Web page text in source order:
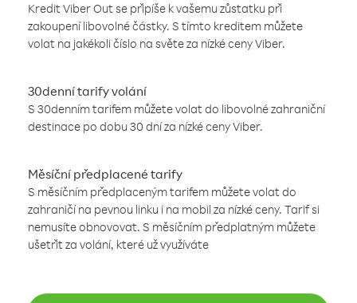
Kredit Viber Out se připíše k vašemu zůstatku při
zakoupení libovolné částky. S tímto kreditem můžete
volat na jakékoli číslo na světe za nízké ceny Viber.
30denní tarify volání
S 30denním tarifem můžete volat do libovolné zahraniční
destinace po dobu 30 dní za nízké ceny Viber.
Měsíční předplacené tarify
S měsíčním předplaceným tarifem můžete volat do
zahraničí na pevnou linku i na mobil za nízké ceny. Tarif si
nemusíte obnovovat. S měsíčním předplatným můžete
ušetřit za volání, které už využíváte